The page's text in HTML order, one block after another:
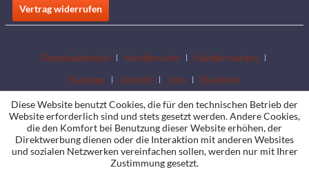
Vertrag widerrufen
Downloadbereich Händlersuche
Händler werden
Kataloge
Kontakt Jobs Standorte
Diese Website benutzt Cookies, die für den technischen Betrieb der
Website erforderlich sind und stets gesetzt werden. Andere Cookies,
die den Komfort bei Benutzung dieser Website erhöhen, der
Direktwerbung dienen oder die Interaktion mit anderen Websites
und sozialen Netzwerken vereinfachen sollen, werden nur mit Ihrer
Zustimmung gesetzt.